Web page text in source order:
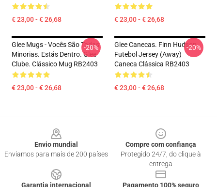
€ 23,00 - € 26,68 € 23,00 - € 26,68
Glee Mugs - Vocês São Todas
Minorias. Estás Dentro. Glee
Clube. Clássico Mug RB2403
€ 23,00 - € 26,68
-20%
Glee Canecas. Finn Hudson
Futebol Jersey (Away)
Caneca Clássica RB2403
€ 23,00 - € 26,68
-20%
Envio mundial
Enviamos para mais de 200 países
Compre com confiança
Protegido 24/7, do clique à
entrega
Garantia internacional
Pagamento 100% seguro